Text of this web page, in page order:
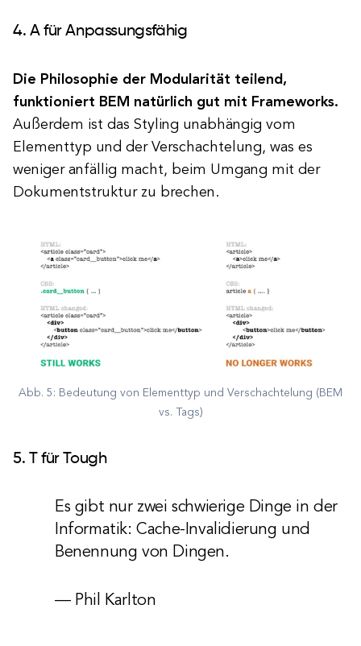
4. A für Anpassungsfähig
Die Philosophie der Modularität teilend,
funktioniert BEM natürlich gut mit Frameworks.
Außerdem ist das Styling unabhängig vom
Elementtyp und der Verschachtelung, was es
weniger anfällig macht, beim Umgang mit der
Dokumentstruktur zu brechen.
Abb. 5: Bedeutung von Elementtyp und Verschachtelung (BEM
vs. Tags)
5. T für Tough
Es gibt nur zwei schwierige Dinge in der
Informatik: Cache-Invalidierung und
Benennung von Dingen.
— Phil Karlton